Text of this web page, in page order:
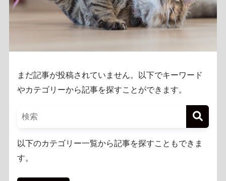
まだ記事が投稿されていません。以下でキーワード
やカテゴリーから記事を探すことができます。
以下のカテゴリー一覧から記事を探すこともできま
す。